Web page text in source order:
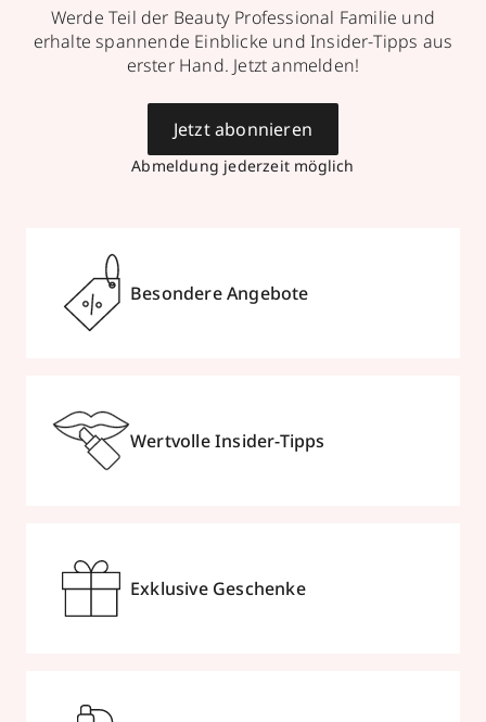
Werde Teil der Beauty Professional Familie und
erhalte spannende Einblicke und Insider-Tipps aus
erster Hand. Jetzt anmelden!
Abmeldung jederzeit möglich
Jetzt abonnieren
Besondere Angebote
Wertvolle Insider-Tipps
Exklusive Geschenke